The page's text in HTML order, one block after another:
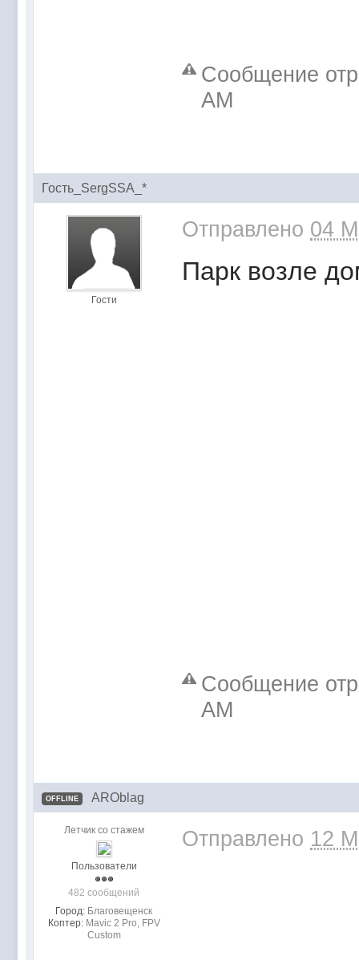
Сообщение
AM
Гость_SergSSA_*
Гости
Отправлено 04
Парк возле
Сообщение
AM
OFFLINE AROblag
Летчик со стажем
Пользователи
482 сообщений
Город: Благовещенск
Коптер: Mavic 2 Pro, FPV
Custom
Отправлено 12